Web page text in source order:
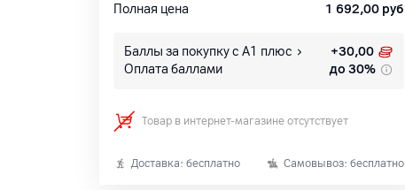
Полная цена
1 692,00 руб
Баллы за покупку с А1 плюс +30,00
Оплата баллами
до 30%
Товар в интернет-магазине отсутствует
Доставка: бесплатно Самовывоз: бесплатно